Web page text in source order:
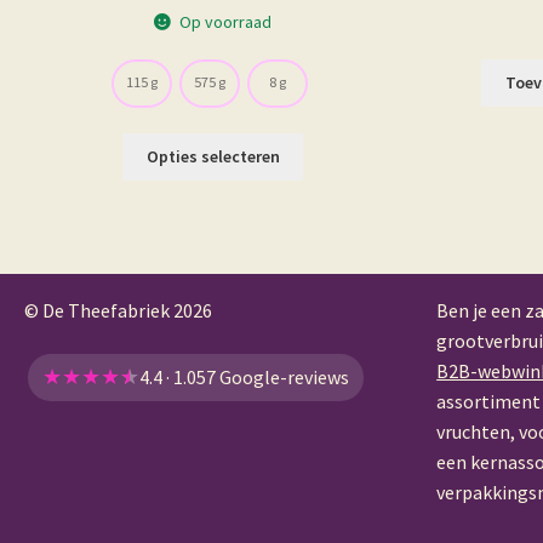
Op voorraad
115 g 575 g 8 g
Opties selecteren
Deze
gekozen
worden
© De Theefabriek 2026
★★★★★4.4 · 1.057 Google-reviews
Ben je een
B2B-
assortiment
vruchten,
een